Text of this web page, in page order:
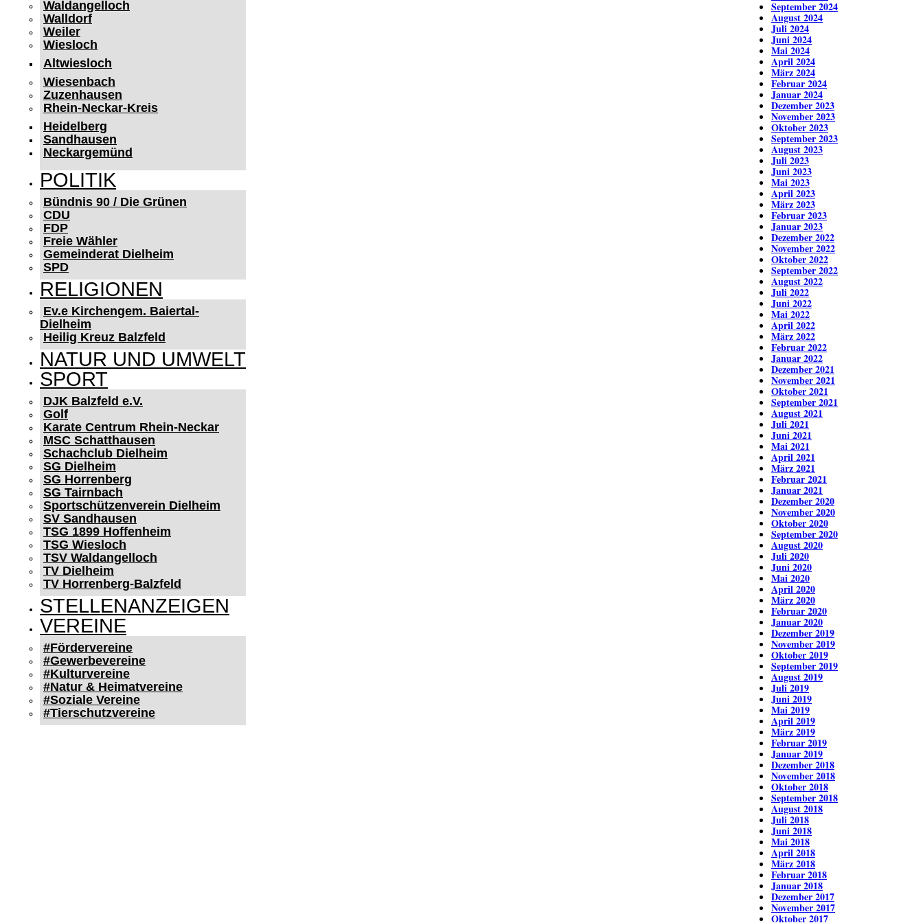
Waldangelloch
Walldorf
Weiler
Wiesloch
Altwiesloch
Wiesenbach
Zuzenhausen
Rhein-Neckar-Kreis
Heidelberg
Sandhausen
Neckargemünd
POLITIK
Bündnis 90 / Die Grünen
CDU
FDP
Freie Wähler
Gemeinderat Dielheim
SPD
RELIGIONEN
Ev.e Kirchengem. Baiertal-
Dielheim
Heilig Kreuz Balzfeld
NATUR UND UMWELT
SPORT
DJK Balzfeld e.V.
Golf
Karate Centrum Rhein-Neckar
MSC Schatthausen
Schachclub Dielheim
SG Dielheim
SG Horrenberg
SG Tairnbach
Sportschützenverein Dielheim
SV Sandhausen
TSG 1899 Hoffenheim
TSG Wiesloch
TSV Waldangelloch
TV Dielheim
TV Horrenberg-Balzfeld
STELLENANZEIGEN
VEREINE
#Fördervereine
#Gewerbevereine
#Kulturvereine
#Natur & Heimatvereine
#Soziale Vereine
#Tierschutzvereine
September 2024
August 2024
Juli 2024
Juni 2024
Mai 2024
April 2024
März 2024
Februar 2024
Januar 2024
Dezember 2023
November 2023
Oktober 2023
September 2023
August 2023
Juli 2023
Juni 2023
Mai 2023
April 2023
März 2023
Februar 2023
Januar 2023
Dezember 2022
November 2022
Oktober 2022
September 2022
August 2022
Juli 2022
Juni 2022
Mai 2022
April 2022
März 2022
Februar 2022
Januar 2022
Dezember 2021
November 2021
Oktober 2021
September 2021
August 2021
Juli 2021
Juni 2021
Mai 2021
April 2021
März 2021
Februar 2021
Januar 2021
Dezember 2020
November 2020
Oktober 2020
September 2020
August 2020
Juli 2020
Juni 2020
Mai 2020
April 2020
März 2020
Februar 2020
Januar 2020
Dezember 2019
November 2019
Oktober 2019
September 2019
August 2019
Juli 2019
Juni 2019
Mai 2019
April 2019
März 2019
Februar 2019
Januar 2019
Dezember 2018
November 2018
Oktober 2018
September 2018
August 2018
Juli 2018
Juni 2018
Mai 2018
April 2018
März 2018
Februar 2018
Januar 2018
Dezember 2017
November 2017
Oktober 2017